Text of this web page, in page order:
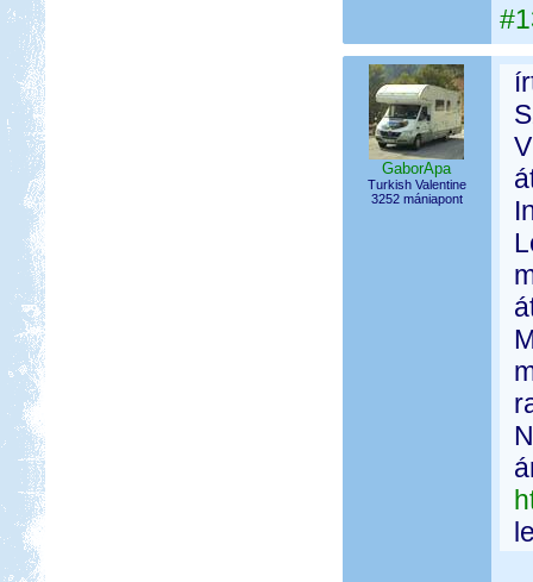
GaborApa
Turkish Valentine
3252 mániapont